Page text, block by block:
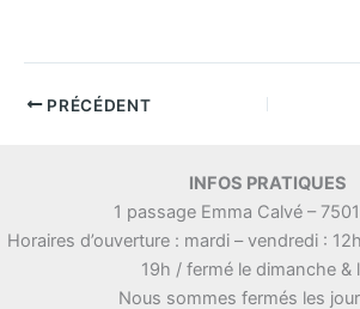
PRÉCÉDENT
INFOS PRATIQUES
1 passage Emma Calvé –
Horaires d’ouverture : mardi – vendredi :
19h / fermé le dimanche &
Nous sommes fermés les